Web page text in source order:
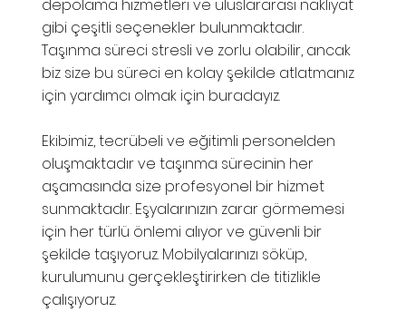
depolama hizmetleri ve uluslararası nakliyat
gibi çeşitli seçenekler bulunmaktadır.
Taşınma süreci stresli ve zorlu olabilir, ancak
biz size bu süreci en kolay şekilde atlatmanız
için yardımcı olmak için buradayız.
Ekibimiz, tecrübeli ve eğitimli personelden
oluşmaktadır ve taşınma sürecinin her
aşamasında size profesyonel bir hizmet
sunmaktadır. Eşyalarınızın zarar görmemesi
için her türlü önlemi alıyor ve güvenli bir
şekilde taşıyoruz. Mobilyalarınızı söküp,
kurulumunu gerçekleştirirken de titizlikle
çalışıyoruz.